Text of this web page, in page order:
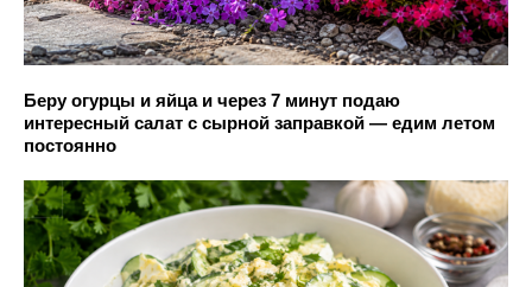
Беру огурцы и яйца и через 7 минут подаю
интересный салат с сырной заправкой — едим летом
постоянно